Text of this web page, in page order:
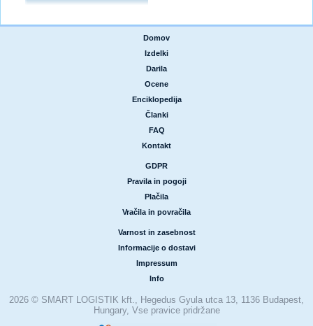
Domov
Izdelki
Darila
Ocene
Enciklopedija
Članki
FAQ
Kontakt
GDPR
Pravila in pogoji
Plačila
Vračila in povračila
Varnost in zasebnost
Informacije o dostavi
Impressum
Info
2026 © SMART LOGISTIK kft., Hegedus Gyula utca 13, 1136 Budapest,
Hungary, Vse pravice pridržane